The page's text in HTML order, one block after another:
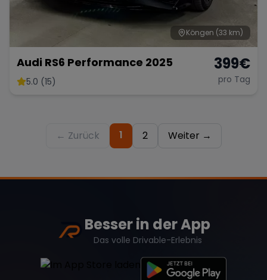
Köngen (33 km)
Audi RS6 Performance 2025
5.0 (15)
399€
pro Tag
← Zurück 1 2 Weiter →
Besser in der App
Das volle Drivable-Erlebnis